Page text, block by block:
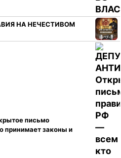
НА НЕЧЕСТИВОМ
письмо
принимает законы и